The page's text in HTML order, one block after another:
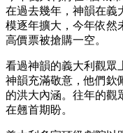
在過去幾年，神韻在義
模逐年擴大，今年依然
高價票被搶購一空。
看過神韻的義大利觀眾
神韻充滿敬意，他們欽
的洪大內涵。往年的觀
在翹首期盼。